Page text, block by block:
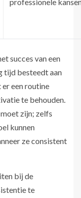
succes van een
tijd besteedt aan
een routine
te behouden.
zijn; zelfs
kunnen
ze consistent
bij de
te